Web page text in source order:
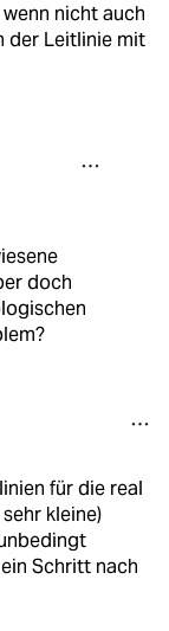
nicht auch
der Leitlinie mit
doch
für die real
kleine)
Schritt nach